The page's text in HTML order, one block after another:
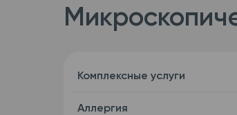
Комплексные услуги
Аллергия